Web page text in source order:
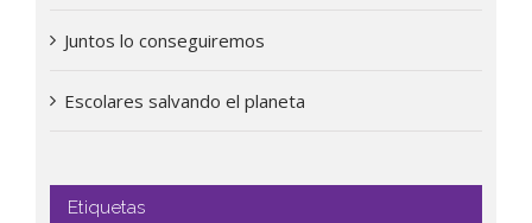
Juntos lo conseguiremos
Escolares salvando el planeta
Etiquetas